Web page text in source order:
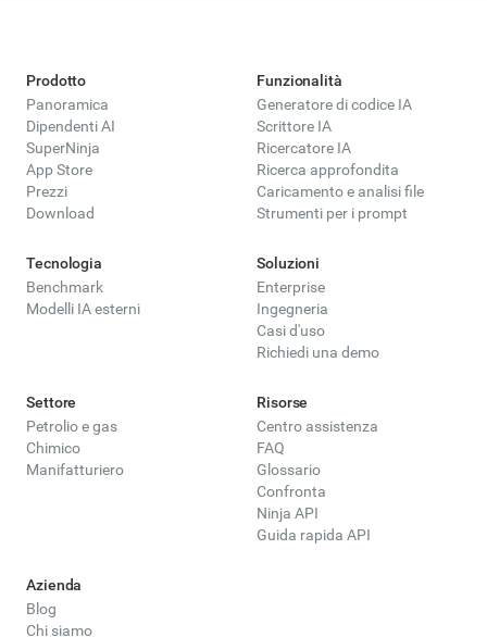
Prodotto
Panoramica
Dipendenti AI
SuperNinja
App Store
Prezzi
Download
Funzionalità
Generatore di codice IA
Scrittore IA
Ricercatore IA
Ricerca approfondita
Caricamento e analisi file
Strumenti per i prompt
Tecnologia
Benchmark
Modelli IA esterni
Soluzioni
Enterprise
Ingegneria
Casi d'uso
Richiedi una demo
Settore
Petrolio e gas
Chimico
Manifatturiero
Risorse
Centro assistenza
FAQ
Glossario
Confronta
Ninja API
Guida rapida API
Azienda
Blog
Chi siamo